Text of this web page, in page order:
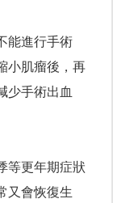
能進行手術
小肌瘤後，再
少手術出血
等更年期症狀
又會恢復生